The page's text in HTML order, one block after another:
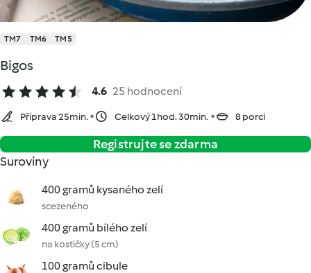
TM7 TM6 TM5
Bigos
4.6 25 hodnocení
Příprava 25min. Celkový 1hod. 30min. 8 porci
Registrujte se zdarma
Suroviny
400 gramů kysaného zelí
scezeného
400 gramů bílého zelí
na kostičky (5 cm)
100 gramů cibule